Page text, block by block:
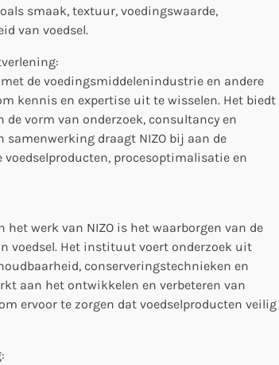
smaak, textuur, voedingswaarde,
van voedsel.
de voedingsmiddelenindustrie en andere
kennis en expertise uit te wisselen. Het biedt
vorm van onderzoek, consultancy en
draagt NIZO bij aan de
procesoptimalisatie en
het werk van NIZO is het waarborgen van de
voedsel. Het instituut voert onderzoek uit
conserveringstechnieken en
aan het ontwikkelen en verbeteren van
ervoor te zorgen dat voedselproducten veilig